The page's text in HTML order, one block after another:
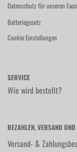
Datenschutz für unseren
Batteriegesetz
Cookie Einstellungen
SERVICE
Wie wird bestellt?
BEZAHLEN, VERSAND
Versand- &